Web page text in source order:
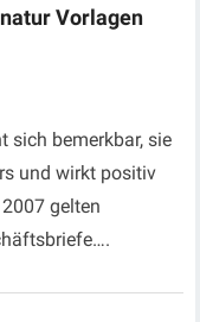
Vorlagen
sich bemerkbar, sie
und wirkt positiv
gelten